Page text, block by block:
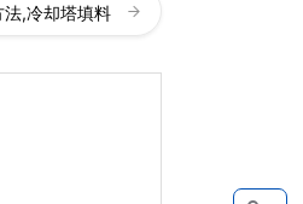
,冷却塔填料